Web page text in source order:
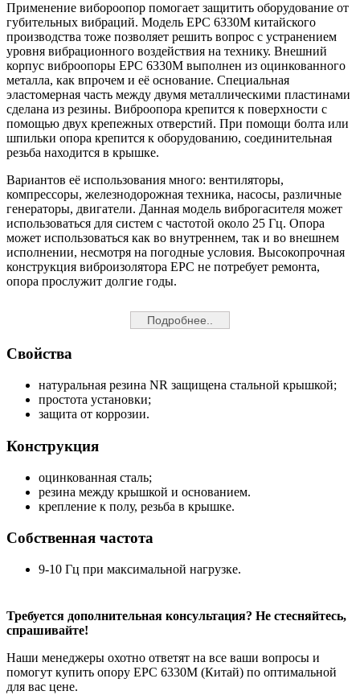
Применение вибороопор помогает защитить оборудование от
губительных вибраций. Модель EPC 6330M китайского
производства тоже позволяет решить вопрос с устранением
уровня вибрационного воздействия на технику. Внешний
корпус виброопоры EPC 6330M выполнен из оцинкованного
металла, как впрочем и её основание. Специальная
эластомерная часть между двумя металлическими пластинами
сделана из резины. Виброопора крепится к поверхности с
помощью двух крепежных отверстий. При помощи болта или
шпильки опора крепится к оборудованию, соединительная
резьба находится в крышке.
Вариантов её использования много: вентиляторы,
компрессоры, железнодорожная техника, насосы, различные
генераторы, двигатели. Данная модель виброгасителя может
использоваться для систем с частотой около 25 Гц. Опора
может использоваться как во внутреннем, так и во внешнем
исполнении, несмотря на погодные условия. Высокопрочная
конструкция виброизолятора EPC не потребует ремонта,
опора прослужит долгие годы.
Подробнее..
Свойства
натуральная резина NR защищена стальной крышкой;
простота установки;
защита от коррозии.
Конструкция
оцинкованная сталь;
резина между крышкой и основанием.
крепление к полу, резьба в крышке.
Собственная частота
9-10 Гц при максимальной нагрузке.
Требуется дополнительная консультация? Не стесняйтесь,
спрашивайте!
Наши менеджеры охотно ответят на все ваши вопросы и
помогут купить опору EPC 6330M (Китай) по оптимальной
для вас цене.